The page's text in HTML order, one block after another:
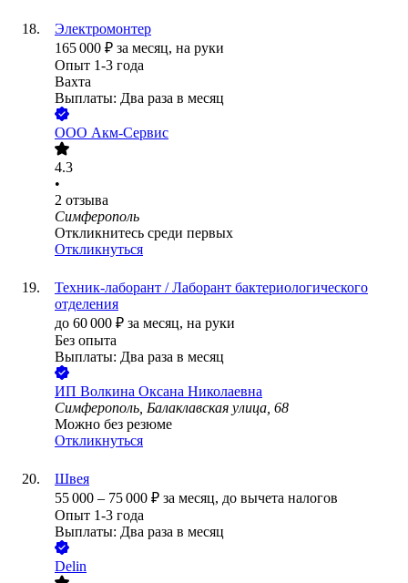
Электромонтер
165 000 ₽ за месяц, на руки
Опыт 1-3 года
Вахта
Выплаты: Два раза в месяц
ООО Акм-Сервис
4.3
•
2 отзыва
Симферополь
Откликнитесь среди первых
Откликнуться
Техник-лаборант / Лаборант бактериологического
отделения
до 60 000 ₽ за месяц, на руки
Без опыта
Выплаты: Два раза в месяц
ИП Волкина Оксана Николаевна
Симферополь, Балаклавская улица, 68
Можно без резюме
Откликнуться
Швея
55 000 – 75 000 ₽ за месяц, до вычета налогов
Опыт 1-3 года
Выплаты: Два раза в месяц
Delin